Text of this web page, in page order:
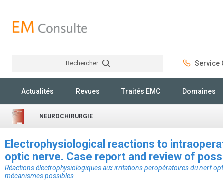
Rechercher Service
Actualités Revues Traités EMC Domaines
NEUROCHIRURGIE
Electrophysiological reactions to
optic nerve. Case report and review of
Réactions électrophysiologiques aux irritations peropératoires du nerf
mécanismes possibles